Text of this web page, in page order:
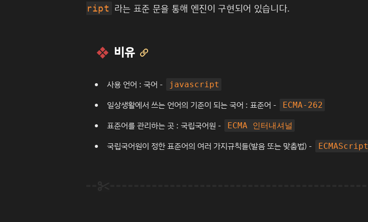
ript
라는 표준 문을 통해 엔진이 구현되어 있습니다.
비유 
사용 언어 : 국어 - javascript
일상생활에서 쓰는 언어의 기준이 되는 국어 : 표준어 - ECMA-262
표준어를 관리하는 곳 : 국립국어원 - ECMA 인터내셔널
국립국어원이 정한 표준어의 여러 가지규칙들(발음 또는 맞춤법) - ECMAScript